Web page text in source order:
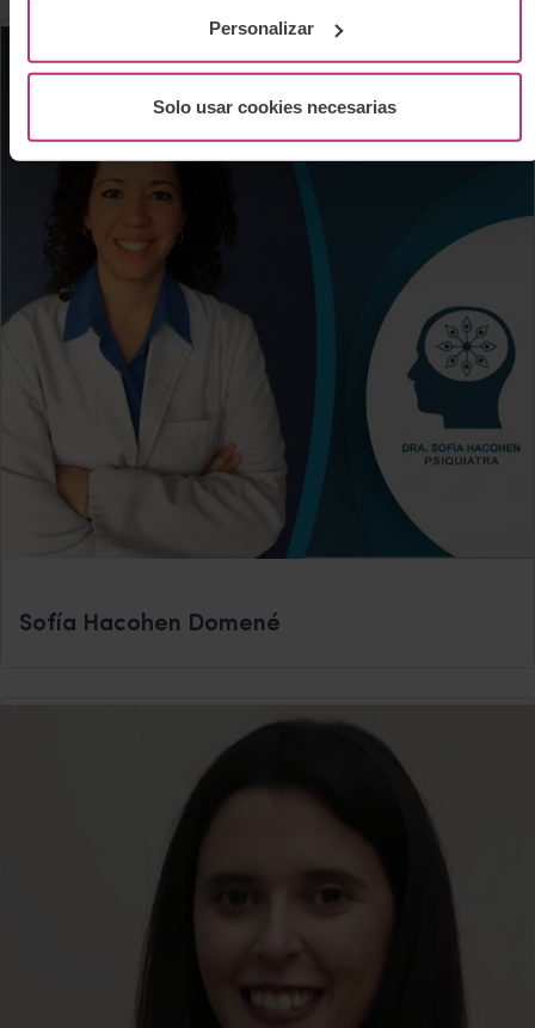
Personalizar
Solo usar cookies necesarias
Sofía Hacohen Domené